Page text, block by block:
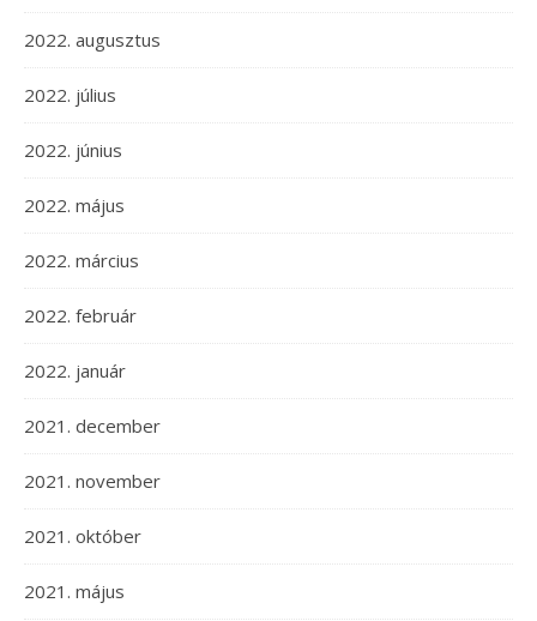
2022. augusztus
2022. július
2022. június
2022. május
2022. március
2022. február
2022. január
2021. december
2021. november
2021. október
2021. május